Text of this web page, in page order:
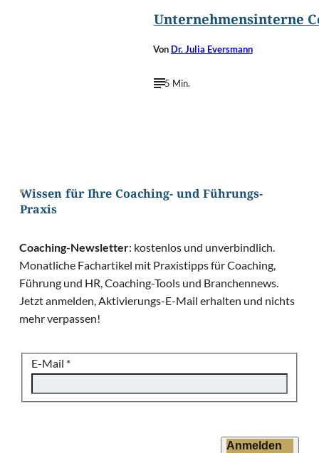
Unternehmensinterne
Von Dr. Julia Eversmann
5 Min.
Wissen für Ihre Coaching- und Führungs-
Praxis
Coaching-Newsletter: kostenlos und unverbindlich.
Monatliche Fachartikel mit Praxistipps für Coaching,
Führung und HR, Coaching-Tools und Branchennews.
Jetzt anmelden, Aktivierungs-E-Mail erhalten und nichts
mehr verpassen!
E-Mail *
Anmelden